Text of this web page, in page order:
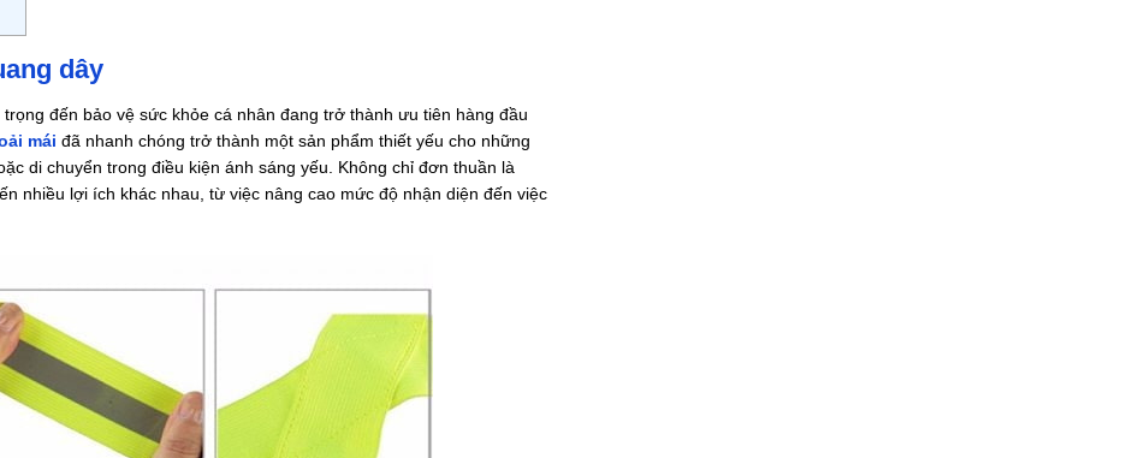
dây
đến bảo vệ sức khỏe cá nhân đang trở thành ưu tiên hàng đầu
mái đã nhanh chóng trở thành một sản phẩm thiết yếu cho những
di chuyển trong điều kiện ánh sáng yếu. Không chỉ đơn thuần là
nhiều lợi ích khác nhau, từ việc nâng cao mức độ nhận diện đến việc